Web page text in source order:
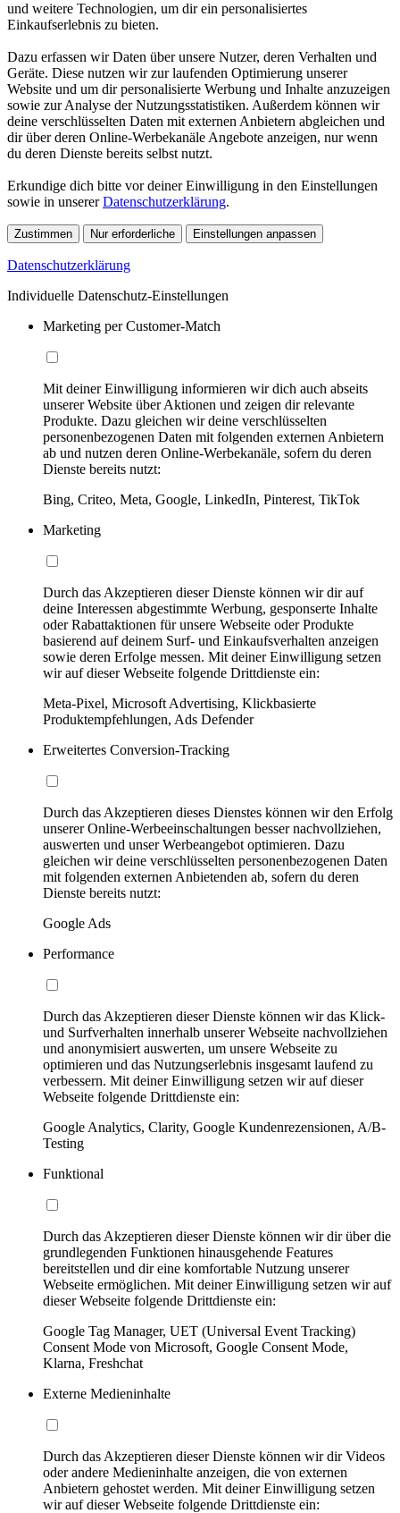
und weitere Technologien, um dir ein personalisiertes
Einkaufserlebnis zu bieten.
Dazu erfassen wir Daten über unsere Nutzer, deren Verhalten und
Geräte. Diese nutzen wir zur laufenden Optimierung unserer
Website und um dir personalisierte Werbung und Inhalte anzuzeigen
sowie zur Analyse der Nutzungsstatistiken. Außerdem können wir
deine verschlüsselten Daten mit externen Anbietern abgleichen und
dir über deren Online-Werbekanäle Angebote anzeigen, nur wenn
du deren Dienste bereits selbst nutzt.
Erkundige dich bitte vor deiner Einwilligung in den Einstellungen
sowie in unsererDatenschutzerklärung.
Zustimmen Nur erforderliche Einstellungen anpassen
Datenschutzerklärung
Individuelle Datenschutz-Einstellungen
Marketing per Customer-Match
Mit deiner Einwilligung informieren wir dich auch abseits
unserer Website über Aktionen und zeigen dir relevante
Produkte. Dazu gleichen wir deine verschlüsselten
personenbezogenen Daten mit folgenden externen Anbietern
ab und nutzen deren Online-Werbekanäle, sofern du deren
Dienste bereits nutzt:
Bing, Criteo, Meta, Google, LinkedIn, Pinterest, TikTok
Marketing
Durch das Akzeptieren dieser Dienste können wir dir auf
deine Interessen abgestimmte Werbung, gesponserte Inhalte
oder Rabattaktionen für unsere Webseite oder Produkte
basierend auf deinem Surf- und Einkaufsverhalten anzeigen
sowie deren Erfolge messen. Mit deiner Einwilligung setzen
wir auf dieser Webseite folgende Drittdienste ein:
Meta-Pixel, Microsoft Advertising, Klickbasierte
Produktempfehlungen, Ads Defender
Erweitertes Conversion-Tracking
Durch das Akzeptieren dieses Dienstes können wir den Erfolg
unserer Online-Werbeeinschaltungen besser nachvollziehen,
auswerten und unser Werbeangebot optimieren. Dazu
gleichen wir deine verschlüsselten personenbezogenen Daten
mit folgenden externen Anbietenden ab, sofern du deren
Dienste bereits nutzt:
Google Ads
Performance
Durch das Akzeptieren dieser Dienste können wir das Klick-
und Surfverhalten innerhalb unserer Webseite nachvollziehen
und anonymisiert auswerten, um unsere Webseite zu
optimieren und das Nutzungserlebnis insgesamt laufend zu
verbessern. Mit deiner Einwilligung setzen wir auf dieser
Webseite folgende Drittdienste ein:
Google Analytics, Clarity, Google Kundenrezensionen, A/B-
Testing
Funktional
Durch das Akzeptieren dieser Dienste können wir dir über die
grundlegenden Funktionen hinausgehende Features
bereitstellen und dir eine komfortable Nutzung unserer
Webseite ermöglichen. Mit deiner Einwilligung setzen wir auf
dieser Webseite folgende Drittdienste ein:
Google Tag Manager, UET (Universal Event Tracking)
Consent Mode von Microsoft, Google Consent Mode,
Klarna, Freshchat
Externe Medieninhalte
Durch das Akzeptieren dieser Dienste können wir dir Videos
oder andere Medieninhalte anzeigen, die von externen
Anbietern gehostet werden. Mit deiner Einwilligung setzen
wir auf dieser Webseite folgende Drittdienste ein: